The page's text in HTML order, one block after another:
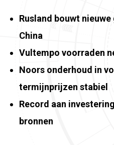
Rusland bouwt
China
Vultempo voorraden
Noors onderhoud in
termijnprijzen stabiel
Record aan
bronnen